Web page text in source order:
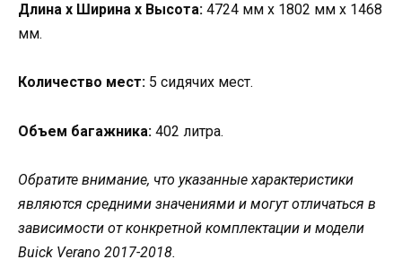
Длина x Ширина x Высота: 4724 мм x 1802 мм x 1468
мм.
Количество мест: 5 сидячих мест.
Объем багажника: 402 литра.
Обратите внимание, что указанные характеристики
являются средними значениями и могут отличаться в
зависимости от конкретной комплектации и модели
Buick Verano 2017-2018.